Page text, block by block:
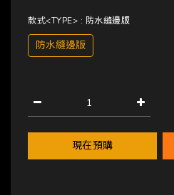
款式<TYPE> : 防水縫邊版
防水縫邊版
現在預購